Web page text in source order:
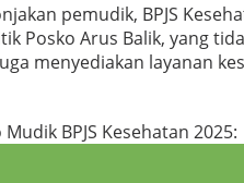
pemudik, BPJS
Posko Arus Balik, yang
menyediakan layanan
BPJS Kesehatan 2025: